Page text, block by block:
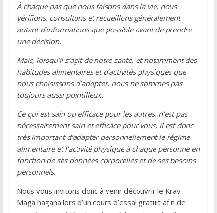
À chaque pas que nous faisons dans la vie, nous
vérifions, consultons et recueillons généralement
autant d’informations que possible avant de prendre
une décision.
Mais, lorsqu’il s’agit de notre santé, et notamment des
habitudes alimentaires et d’activités physiques que
nous choisissons d’adopter, nous ne sommes pas
toujours aussi pointilleux.
Ce qui est sain ou efficace pour les autres, n’est pas
nécessairement sain et efficace pour vous, il est donc
très important d’adapter personnellement le régime
alimentaire et l’activité physique à chaque personne en
fonction de ses données corporelles et de ses besoins
personnels.
Nous vous invitons donc à venir découvrir le Krav-
Maga hagana lors d’un cours d’essai gratuit afin de